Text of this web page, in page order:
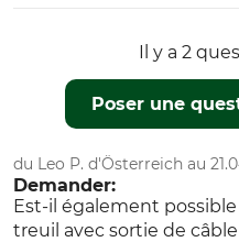
Il y a 2
Poser une
du Leo P. d'Österreich au
Demander:
Est-il également
treuil avec sortie de câble